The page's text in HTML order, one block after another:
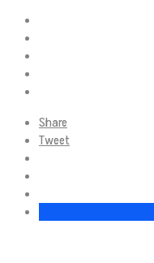
Share
Tweet